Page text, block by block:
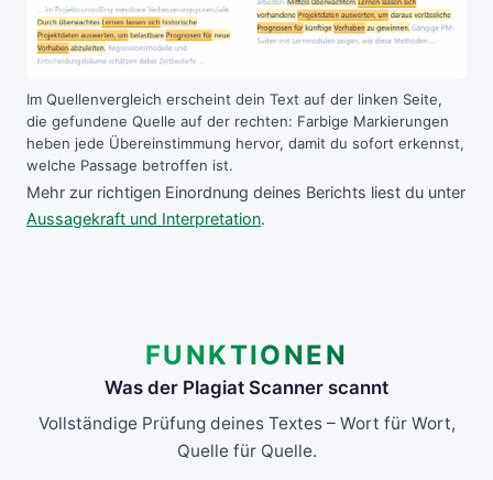
Im Quellenvergleich erscheint dein Text auf der linken Seite,
die gefundene Quelle auf der rechten: Farbige Markierungen
heben jede Übereinstimmung hervor, damit du sofort erkennst,
welche Passage betroffen ist.
Mehr zur richtigen Einordnung deines Berichts liest du unter
Aussagekraft und Interpretation.
FUNKTIONEN
Was der Plagiat Scanner scannt
Vollständige Prüfung deines Textes – Wort für Wort,
Quelle für Quelle.